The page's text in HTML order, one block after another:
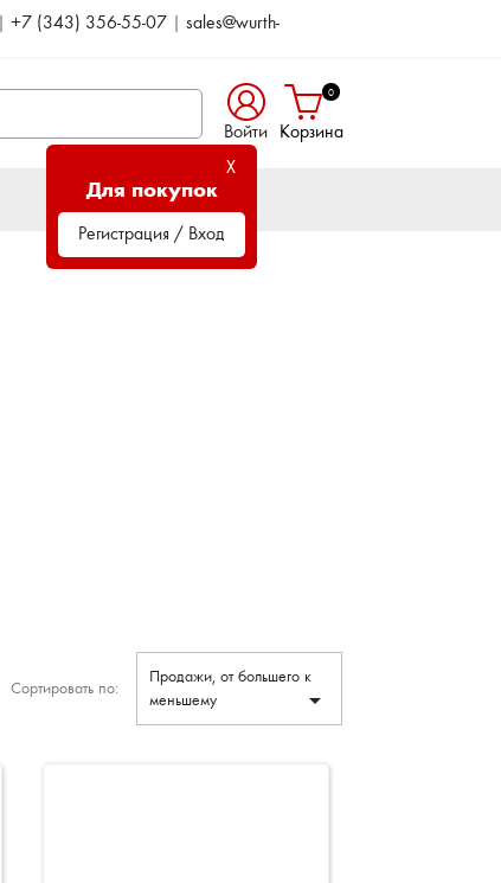
|+7 (343) 356-55-07 |sales@wurth-
Войти
X
Для покупок
Регистрация / Вход
0
Корзина
Сортировать по:
Продажи, от большего к
меньшему
